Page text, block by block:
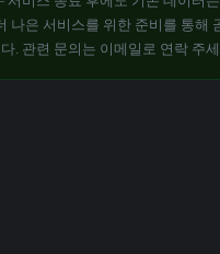
나은 서비스를 위한 준비를 통해
. 관련 문의는 이메일로 연락 주